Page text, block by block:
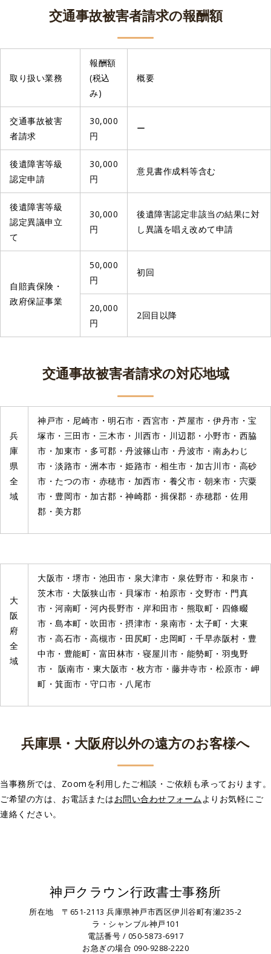
交通事故被害者請求の報酬額
取り扱い業務
報酬額
(税込
み)
概要
交通事故被害
者請求
30,000
円
ー
後遺障害等級
認定申請
30,000
円
意見書作成料等含む
後遺障害等級
認定異議申立
て
30,000
円
後遺障害認定非該当の結果に対
し異議を唱え改めて申請
自賠責保険・
政府保証事業
50,000
円
初回
20,000
円
2回目以降
交通事故被害者請求の対応地域
兵
庫
県
全
域
神戸市・尼崎市・明石市・西宮市・芦屋市・伊丹市・宝
塚市・三田市・三木市・川西市・川辺郡・小野市・西脇
市・加東市・多可郡・丹波篠山市・丹波市・南あわじ
市・淡路市・洲本市・姫路市・相生市・加古川市・高砂
市・たつの市・赤穂市・加西市・養父市・朝来市・宍粟
市・豊岡市・加古郡・神崎郡・揖保郡・赤穂郡・佐用
郡・美方郡
大
阪
府
全
域
大阪市・堺市・池田市・泉大津市・泉佐野市・和泉市・
茨木市・大阪狭山市・貝塚市・柏原市・交野市・門真
市・河南町・河内長野市・岸和田市・熊取町・四條畷
市・島本町・吹田市・摂津市・泉南市・太子町・大東
市・高石市・高槻市・田尻町・忠岡町・千早赤阪村・豊
中市・豊能町・富田林市・寝屋川市・能勢町・羽曳野
市・ 阪南市・東大阪市・枚方市・藤井寺市・松原市・岬
町・箕面市・守口市・八尾市
兵庫県・大阪府以外の遠方のお客様へ
当事務所では、Zoomを利用したご相談・ご依頼も承っております。
ご希望の方は、お電話またはお問い合わせフォームよりお気軽にご
連絡ください。
神戸クラウン行政書士事務所
所在地 〒651-2113 兵庫県神戸市西区伊川谷町有瀬235-2
ラ・シャンブル神戸101
電話番号 / 050-5873-6917
お急ぎの場合 090-9288-2220